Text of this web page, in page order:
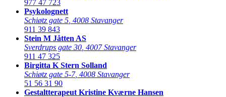
977 47 723
Psykolognett
Schiøtz gate 5 4008 Stavanger
911 39 843
Stein M Jåtten AS
Sverdrups gate 30 4007 Stavanger
911 47 325
Birgitta K Stern Solland
Schiøtz gate 5-7, 4008 Stavanger
51 56 31 90
Gestaltterapeut Kristine Kværne Hansen